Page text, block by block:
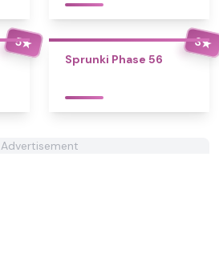
5★ 3★
Sprunki Phase 56
Advertisement